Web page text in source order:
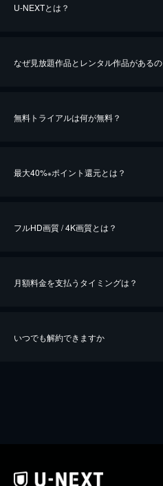
U-NEXTとは？
なぜ見放題作品とレンタル作品があるの
無料トライアルは何が無料？
最大40%※ポイント還元とは？
※40％ポイント還元の対象は、クレジットカー
フルHD画質 / 4K画質とは？
月額料金を支払うタイミングは？
いつでも解約できますか